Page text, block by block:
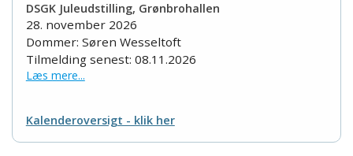
DSGK Juleudstilling, Grønbrohallen
28. november 2026
Dommer: Søren Wesseltoft
Tilmelding senest: 08.11.2026
Læs mere...
Kalenderoversigt - klik her